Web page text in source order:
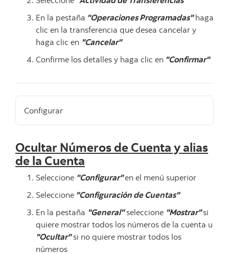
En la pestaña "Operaciones Programadas"haga
clic en la transferencia que desea cancelar y
haga clic en "Cancelar"
Confirme los detalles y haga clic en "Confirmar"
Configurar
Ocultar Números de Cuenta y alias
de la Cuenta
Seleccione "Configurar"en el menú superior
Seleccione "Configuración de Cuentas"
En la pestaña "General"seleccione "Mostrar"si
quiere mostrar todos los números de la cuenta u
"Ocultar"si no quiere mostrar todos los
números